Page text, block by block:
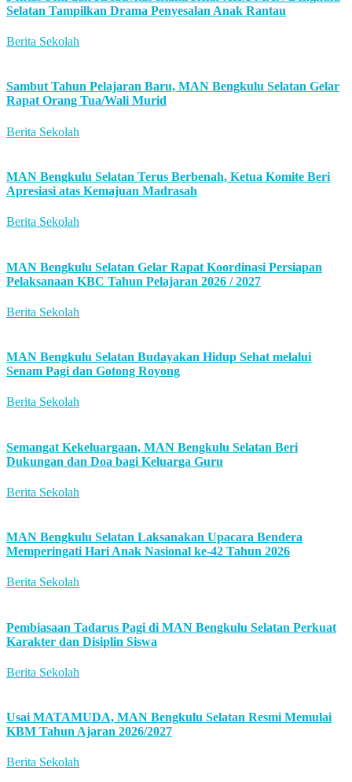
Selatan Tampilkan Drama Penyesalan Anak Rantau
Berita Sekolah
Sambut Tahun Pelajaran Baru, MAN Bengkulu Selatan Gelar
Rapat Orang Tua/Wali Murid
Berita Sekolah
MAN Bengkulu Selatan Terus Berbenah, Ketua Komite Beri
Apresiasi atas Kemajuan Madrasah
Berita Sekolah
MAN Bengkulu Selatan Gelar Rapat Koordinasi Persiapan
Pelaksanaan KBC Tahun Pelajaran 2026 / 2027
Berita Sekolah
MAN Bengkulu Selatan Budayakan Hidup Sehat melalui
Senam Pagi dan Gotong Royong
Berita Sekolah
Semangat Kekeluargaan, MAN Bengkulu Selatan Beri
Dukungan dan Doa bagi Keluarga Guru
Berita Sekolah
MAN Bengkulu Selatan Laksanakan Upacara Bendera
Memperingati Hari Anak Nasional ke-42 Tahun 2026
Berita Sekolah
Pembiasaan Tadarus Pagi di MAN Bengkulu Selatan Perkuat
Karakter dan Disiplin Siswa
Berita Sekolah
Usai MATAMUDA, MAN Bengkulu Selatan Resmi Memulai
KBM Tahun Ajaran 2026/2027
Berita Sekolah